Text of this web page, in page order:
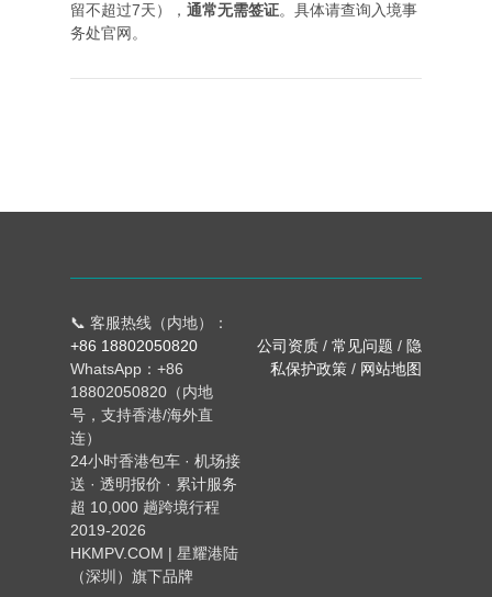
留不超过7天）， 通常无需签证。具体请查询入境事
务处官网。
📞 客服热线（内地）：
+86 18802050820
WhatsApp：+86
18802050820（内地
号，支持香港/海外直
连）
24小时香港包车 · 机场接
送 · 透明报价 · 累计服务
超 10,000 趟跨境行程
2019-2026
HKMPV.COM | 星耀港陆
（深圳）旗下品牌
公司资质 / 常见问题 / 隐
私保护政策 / 网站地图